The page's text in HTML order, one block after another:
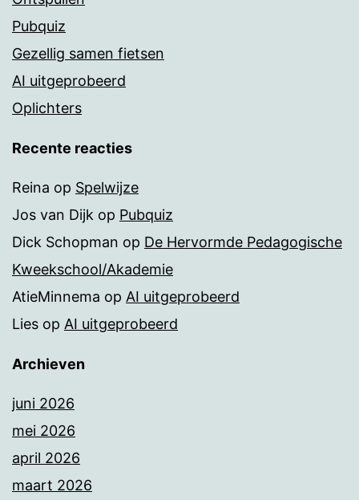
Pubquiz
Gezellig samen fietsen
AI uitgeprobeerd
Oplichters
Recente reacties
Reina op Spelwijze
Jos van Dijk op Pubquiz
Dick Schopman op De Hervormde Pedagogische
Kweekschool/Akademie
AtieMinnema op AI uitgeprobeerd
Lies op AI uitgeprobeerd
Archieven
juni 2026
mei 2026
april 2026
maart 2026